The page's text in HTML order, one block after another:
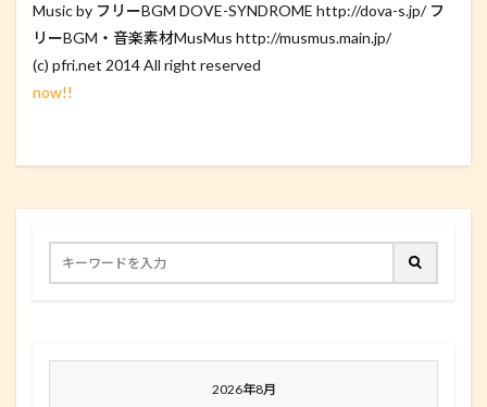
Music by フリーBGM DOVE-SYNDROME http://dova-s.jp/ フ
リーBGM・音楽素材MusMus http://musmus.main.jp/
(c) pfri.net 2014 All right reserved
now!!
2026年8月